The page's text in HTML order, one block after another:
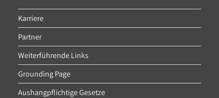
Karriere
Partner
Weiterführende Links
Grounding Page
Aushangpflichtige Gesetze